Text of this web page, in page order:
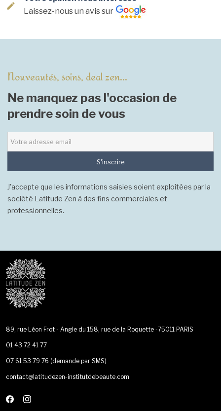
Laissez-nous un avis sur
Nouveautés, soins, deal zen...
Ne manquez pas l'occasion de
prendre soin de vous
S'inscrire
J'accepte que les informations saisies soient exploitées par la
société Latitude Zen à des fins commerciales et
professionnelles.
89, rue Léon Frot - Angle du 158, rue de la Roquette -75011 PARIS
01 43 72 41 77
07 61 53 79 76 (demande par SMS)
contact@latitudezen-institutdebeaute.com